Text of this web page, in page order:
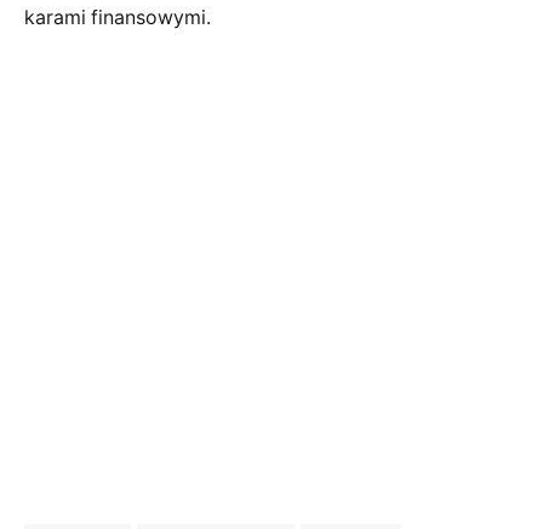
karami finansowymi.